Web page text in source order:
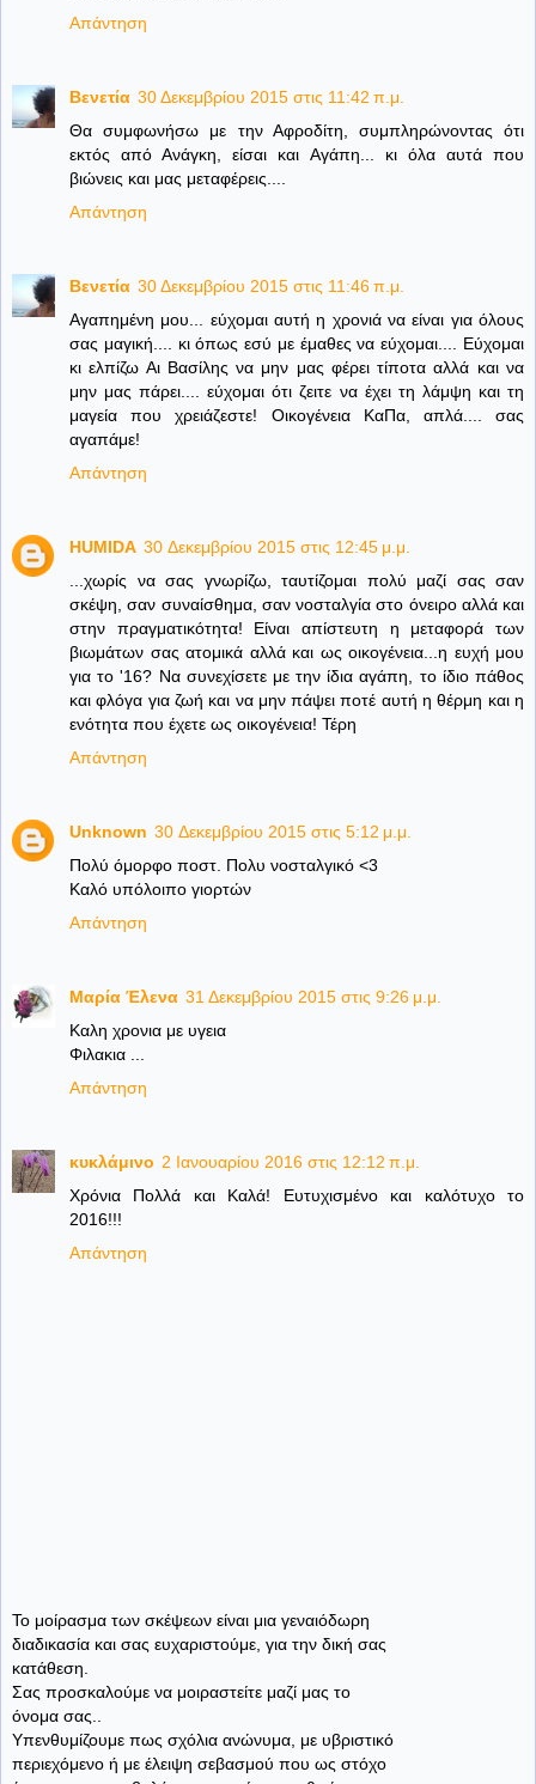
Απάντηση
Βενετία 30 Δεκεμβρίου 2015 στις 11:42 π.μ.
Θα συμφωνήσω με την Αφροδίτη, συμπληρώνοντας ότι
εκτός από Ανάγκη, είσαι και Αγάπη... κι όλα αυτά που
βιώνεις και μας μεταφέρεις....
Απάντηση
Βενετία 30 Δεκεμβρίου 2015 στις 11:46 π.μ.
Αγαπημένη μου... εύχομαι αυτή η χρονιά να είναι για όλους
σας μαγική.... κι όπως εσύ με έμαθες να εύχομαι.... Εύχομαι
κι ελπίζω Αι Βασίλης να μην μας φέρει τίποτα αλλά και να
μην μας πάρει.... εύχομαι ότι ζειτε να έχει τη λάμψη και τη
μαγεία που χρειάζεστε! Οικογένεια ΚαΠα, απλά.... σας
αγαπάμε!
Απάντηση
HUMIDA 30 Δεκεμβρίου 2015 στις 12:45 μ.μ.
...χωρίς να σας γνωρίζω, ταυτίζομαι πολύ μαζί σας σαν
σκέψη, σαν συναίσθημα, σαν νοσταλγία στο όνειρο αλλά και
στην πραγματικότητα! Είναι απίστευτη η μεταφορά των
βιωμάτων σας ατομικά αλλά και ως οικογένεια...η ευχή μου
για το '16? Να συνεχίσετε με την ίδια αγάπη, το ίδιο πάθος
και φλόγα για ζωή και να μην πάψει ποτέ αυτή η θέρμη και η
ενότητα που έχετε ως οικογένεια! Τέρη
Απάντηση
Unknown 30 Δεκεμβρίου 2015 στις 5:12 μ.μ.
Πολύ όμορφο ποστ. Πολυ νοσταλγικό <3
Καλό υπόλοιπο γιορτών
Απάντηση
Μαρία Έλενα 31 Δεκεμβρίου 2015 στις 9:26 μ.μ.
Καλη χρονια με υγεια
Φιλακια ...
Απάντηση
κυκλάμινο 2 Ιανουαρίου 2016 στις 12:12 π.μ.
Χρόνια Πολλά και Καλά! Ευτυχισμένο και καλότυχο το
2016!!!
Απάντηση
Το μοίρασμα των σκέψεων είναι μια γεναιόδωρη
διαδικασία και σας ευχαριστούμε, για την δική σας
κατάθεση.
Σας προσκαλούμε να μοιραστείτε μαζί μας το
όνομα σας..
Υπενθυμίζουμε πως σχόλια ανώνυμα, με υβριστικό
περιεχόμενο ή με έλειψη σεβασμού που ως στόχο